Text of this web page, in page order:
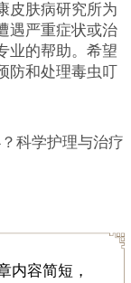
皮肤病研究所为
遇严重症状或治
业的帮助。希望
和处理毒虫叮
科学护理与治疗
内容简短，